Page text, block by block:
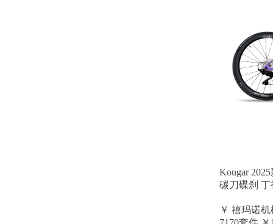
Kougar
碳刀碟刹 丁
￥ 禧玛诺